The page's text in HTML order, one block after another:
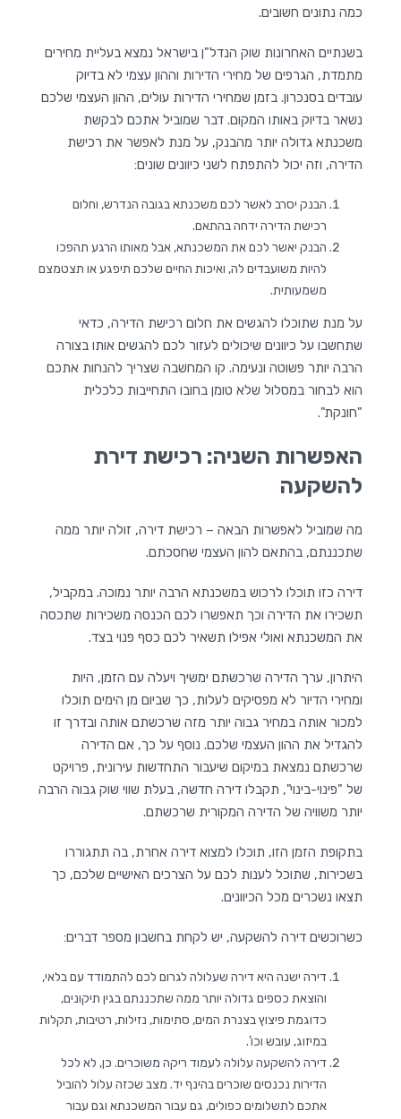
כמה נתונים חשובים.
בשנתיים האחרונות שוק הנדל"ן בישראל נמצא בעליית מחירים
מתמדת, הגרפים של מחירי הדירות וההון עצמי לא בדיוק
עובדים בסנכרון. בזמן שמחירי הדירות עולים, ההון העצמי שלכם
נשאר בדיוק באותו המקום. דבר שמוביל אתכם לבקשת
משכנתא גדולה יותר מהבנק, על מנת לאפשר את רכישת
הדירה, וזה יכול להתפתח לשני כיוונים שונים:
הבנק יסרב לאשר לכם משכנתא בגובה הנדרש, וחלום
רכישת הדירה ידחה בהתאם.
הבנק יאשר לכם את המשכנתא, אבל מאותו הרגע תהפכו
להיות משועבדים לה, ואיכות החיים שלכם תיפגע או תצטמצם
משמעותית.
על מנת שתוכלו להגשים את חלום רכישת הדירה, כדאי
שתחשבו על כיוונים שיכולים לעזור לכם להגשים אותו בצורה
הרבה יותר פשוטה ונעימה. קו המחשבה שצריך להנחות אתכם
הוא לבחור במסלול שלא טומן בחובו התחייבות כלכלית
"חונקת".
האפשרות השניה: רכישת דירת
להשקעה
מה שמוביל לאפשרות הבאה – רכישת דירה, זולה יותר ממה
שתכננתם, בהתאם להון העצמי שחסכתם.
דירה כזו תוכלו לרכוש במשכנתא הרבה יותר נמוכה. במקביל,
תשכירו את הדירה וכך תאפשרו לכם הכנסה משכירות שתכסה
את המשכנתא ואולי אפילו תשאיר לכם כסף פנוי בצד.
היתרון, ערך הדירה שרכשתם ימשיך ויעלה עם הזמן, היות
ומחירי הדיור לא מפסיקים לעלות, כך שביום מן הימים תוכלו
למכור אותה במחיר גבוה יותר מזה שרכשתם אותה ובדרך זו
להגדיל את ההון העצמי שלכם. נוסף על כך, אם הדירה
שרכשתם נמצאת במיקום שיעבור התחדשות עירונית, פרויקט
של "פינוי-בינוי", תקבלו דירה חדשה, בעלת שווי שוק גבוה הרבה
יותר משוויה של הדירה המקורית שרכשתם.
בתקופת הזמן הזו, תוכלו למצוא דירה אחרת, בה תתגוררו
בשכירות, שתוכל לענות לכם על הצרכים האישיים שלכם, כך
תצאו נשכרים מכל הכיוונים.
כשרוכשים דירה להשקעה, יש לקחת בחשבון מספר דברים:
דירה ישנה היא דירה שעלולה לגרום לכם להתמודד עם בלאי,
והוצאת כספים גדולה יותר ממה שתכננתם בגין תיקונים,
כדוגמת פיצוץ בצנרת המים, סתימות, נזילות, רטיבות, תקלות
במיזוג, עובש וכו'.
דירה להשקעה עלולה לעמוד ריקה משוכרים. כן, לא לכל
הדירות נכנסים שוכרים בהינף יד. מצב שכזה עלול להוביל
אתכם לתשלומים כפולים, גם עבור המשכנתא וגם עבור